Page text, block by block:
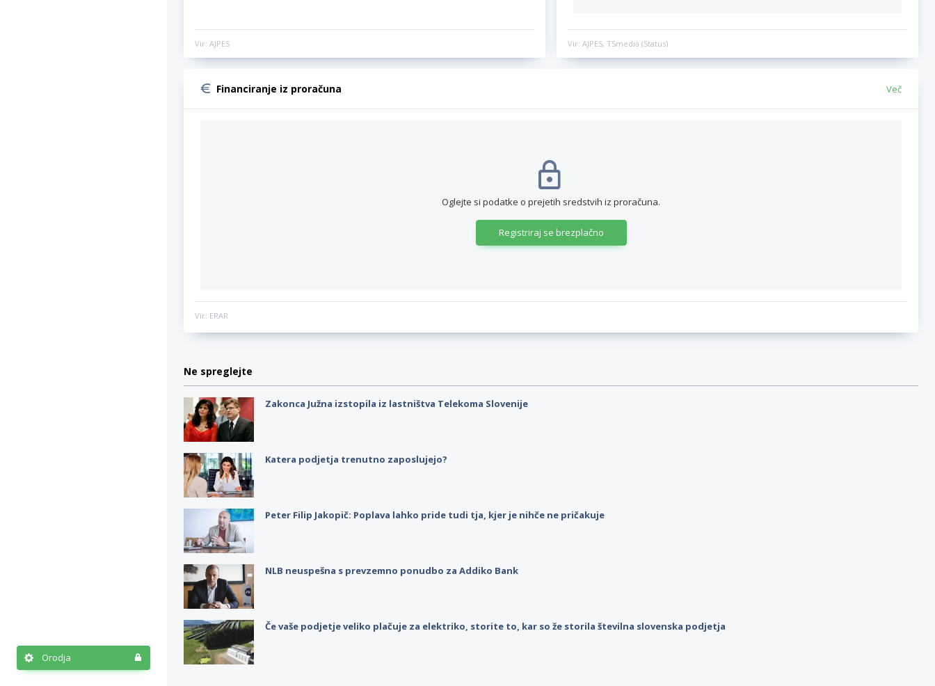
Orodja
Vir: AJPES Vir: AJPES, TSmedia (Status)
Financiranje iz proračuna Več
Oglejte si podatke o prejetih sredstvih iz proračuna.
Registriraj se brezplačno
Vir: ERAR
Ne spreglejte
Zakonca Južna izstopila iz lastništva Telekoma Slovenije
Katera podjetja trenutno zaposlujejo?
Peter Filip Jakopič: Poplava lahko pride tudi tja, kjer je nihče ne pričakuje
NLB neuspešna s prevzemno ponudbo za Addiko Bank
Če vaše podjetje veliko plačuje za elektriko, storite to, kar so že storila številna slovenska podjetja